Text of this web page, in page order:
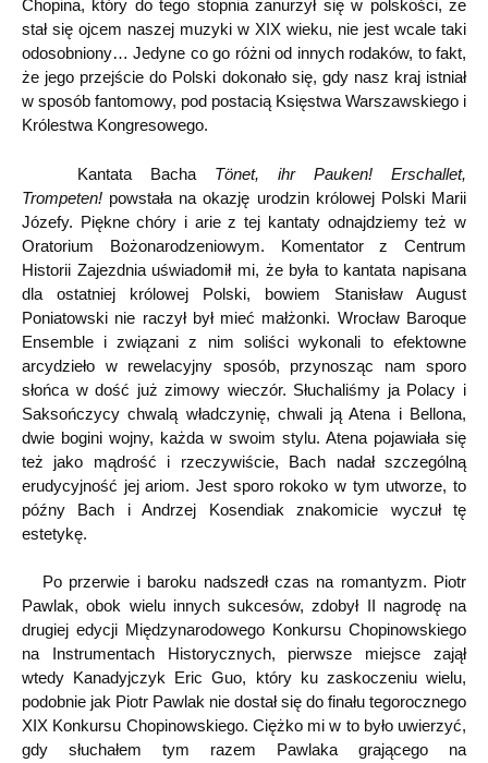
Chopina, który do tego stopnia zanurzył się w polskości, że
stał się ojcem naszej muzyki w XIX wieku, nie jest wcale taki
odosobniony… Jedyne co go różni od innych rodaków, to fakt,
że jego przejście do Polski dokonało się, gdy nasz kraj istniał
w sposób fantomowy, pod postacią Księstwa Warszawskiego i
Królestwa Kongresowego.
Kantata Bacha Tönet, ihr Pauken! Erschallet,
Trompeten! powstała na okazję urodzin królowej Polski Marii
Józefy. Piękne chóry i arie z tej kantaty odnajdziemy też w
Oratorium Bożonarodzeniowym. Komentator z Centrum
Historii Zajezdnia uświadomił mi, że była to kantata napisana
dla ostatniej królowej Polski, bowiem Stanisław August
Poniatowski nie raczył był mieć małżonki. Wrocław Baroque
Ensemble i związani z nim soliści wykonali to efektowne
arcydzieło w rewelacyjny sposób, przynosząc nam sporo
słońca w dość już zimowy wieczór. Słuchaliśmy ja Polacy i
Saksończycy chwalą władczynię, chwali ją Atena i Bellona,
dwie bogini wojny, każda w swoim stylu. Atena pojawiała się
też jako mądrość i rzeczywiście, Bach nadał szczególną
erudycyjność jej ariom. Jest sporo rokoko w tym utworze, to
późny Bach i Andrzej Kosendiak znakomicie wyczuł tę
estetykę.
Po przerwie i baroku nadszedł czas na romantyzm. Piotr
Pawlak, obok wielu innych sukcesów, zdobył II nagrodę na
drugiej edycji Międzynarodowego Konkursu Chopinowskiego
na Instrumentach Historycznych, pierwsze miejsce zajął
wtedy Kanadyjczyk Eric Guo, który ku zaskoczeniu wielu,
podobnie jak Piotr Pawlak nie dostał się do finału tegorocznego
XIX Konkursu Chopinowskiego. Ciężko mi w to było uwierzyć,
gdy słuchałem tym razem Pawlaka grającego na